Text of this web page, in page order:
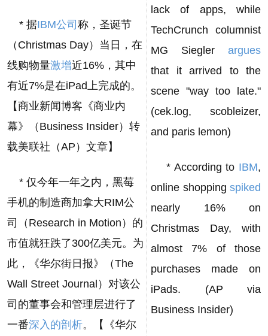
* 据IBM公司 称，圣诞节
（Christmas Day）当日，在
线购物量激增近16%，其中
有近7%是在iPad上完成的。
【商业新闻博客《商业内
幕》（Business Insider）转
载美联社（AP）文章】
* 仅今年一年之内，黑莓
手机的制造商加拿大RIM公
司（Research in Motion）的
市值就狂跌了300亿美元。为
此，《华尔街日报》（The
Wall Street Journal）对该公
司的董事会和管理层进行了
一番深入的剖析。【《华尔
lack of apps, while
TechCrunch columnist
MG Siegler argues
that it arrived to the
scene "way too late."
(cek.log, scobleizer,
and paris lemon)
* According to IBM,
online shopping spiked
nearly 16% on
Christmas Day, with
almost 7% of those
purchases made on
iPads. (AP via
Business Insider)